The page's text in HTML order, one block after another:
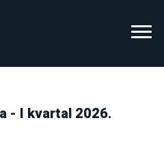
- I kvartal 2026.